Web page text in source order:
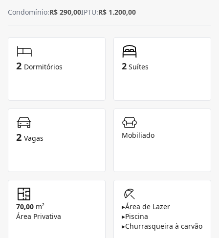
Condomínio:R$ 290,00IPTU:R$ 1.200,00
2 Dormitórios 2 Suítes
2 Vagas Mobiliado
70,00 m²
Área Privativa
▸Área de Lazer
▸Piscina
▸Churrasqueira à carvão